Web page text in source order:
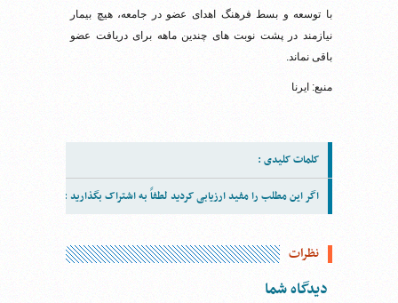
با توسعه و بسط فرهنگ اهدای عضو در جامعه، هیچ بیمار
نیازمند در پشت نوبت های چندین ماهه برای دریافت عضو
باقی نماند.
منبع: ایرنا
کلمات کلیدی :
اگر این مطلب را مفید ارزیابی کردید لطفاً به اشتراک بگذارید :
نظرات
دیدگاه شما